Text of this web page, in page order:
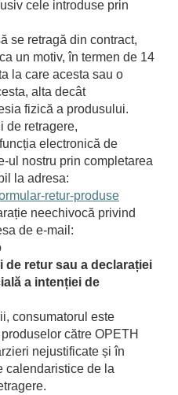
cele introduse prin
se retragă din contract,
un motiv, în termen de 14
la care acesta sau o
alta decât
fizică a produsului.
de retragere,
electronică de
ul nostru prin completarea
la adresa:
retur-produse
neechivocă privind
de e-mail:
de retur sau a declarației
a intenției de
consumatorul este
către OPETH
nejustificate și în
calendaristice de la